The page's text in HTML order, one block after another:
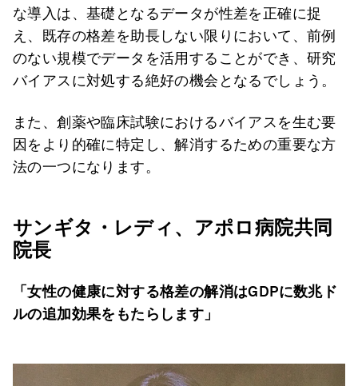
な導入は、基礎となるデータが性差を正確に捉
え、既存の格差を助長しない限りにおいて、前例
のない規模でデータを活用することができ、研究
バイアスに対処する絶好の機会となるでしょう。
また、創薬や臨床試験におけるバイアスを生む要
因をより的確に特定し、解消するための重要な方
法の一つになります。
サンギタ・レディ、アポロ病院共同
院長
「女性の健康に対する格差の解消はGDPに数兆ド
ルの追加効果をもたらします」